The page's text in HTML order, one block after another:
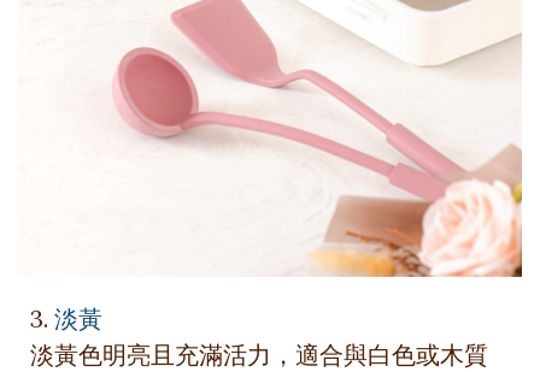
3. 淡黃
淡黃色明亮且充滿活力，適合與白色或木質